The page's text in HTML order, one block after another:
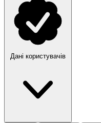
Дані користувачів